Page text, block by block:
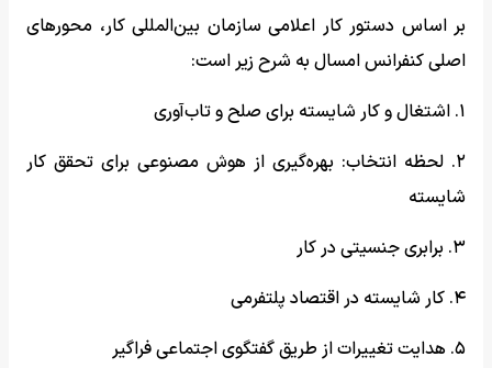
بر اساس دستور کار اعلامی سازمان بین‌المللی کار، محورهای
اصلی کنفرانس امسال به شرح زیر است:
۱. اشتغال و کار شایسته برای صلح و تاب‌آوری
۲. لحظه انتخاب: بهره‌گیری از هوش مصنوعی برای تحقق کار
شایسته
۳. برابری جنسیتی در کار
۴. کار شایسته در اقتصاد پلتفرمی
۵. هدایت تغییرات از طریق گفتگوی اجتماعی فراگیر